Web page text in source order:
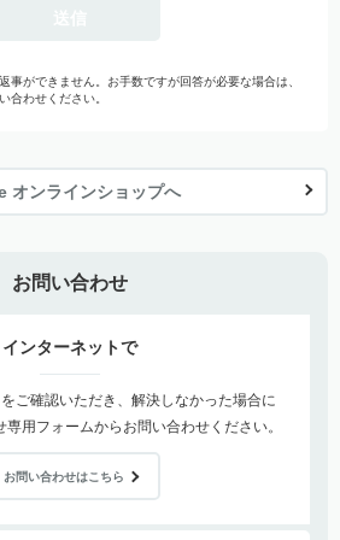
ができません。お手数ですが回答が必要な場合は、
合わせください。
オンラインショップへ
お問い合わせ
インターネットで
をご確認いただき、解決しなかった場合に
用フォームからお問い合わせください。
お問い合わせはこちら